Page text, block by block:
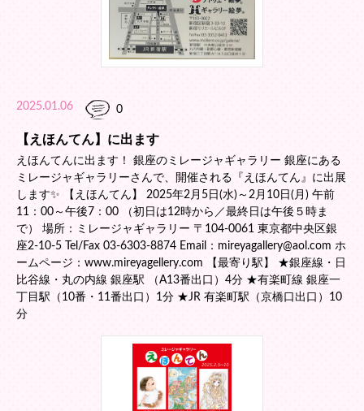
2025.01.06 0
【えほんてん】に出ます
えほんてんに出ます！ 銀座のミレージャギャラリー 銀座にある
ミレージャギャラリーさんで、開催される『えほんてん』に出展
します✨ 【えほんてん】 2025年2月5日(水)～2月10日(月) 午前
11：00～午後7：00 （初日は12時から／最終日は午後５時ま
で） 場所：ミレージャギャラリー 〒104-0061 東京都中央区銀
座2-10-5 Tel/Fax 03-6303-8874 Email：mireyagallery@aol.com ホ
ームページ：www.mireyagellery.com 【最寄り駅】 ★銀座線・日
比谷線・丸の内線 銀座駅 （A13番出口）4分 ★有楽町線 銀座一
丁目駅（10番・11番出口）1分 ★JR 有楽町駅（京橋口出口）10
分